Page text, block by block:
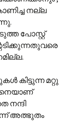
നല്ല
പോസ്റ്റ്
കിട്ടുന്ന മറ്റു
നന്ദി
അത്ഭുതം